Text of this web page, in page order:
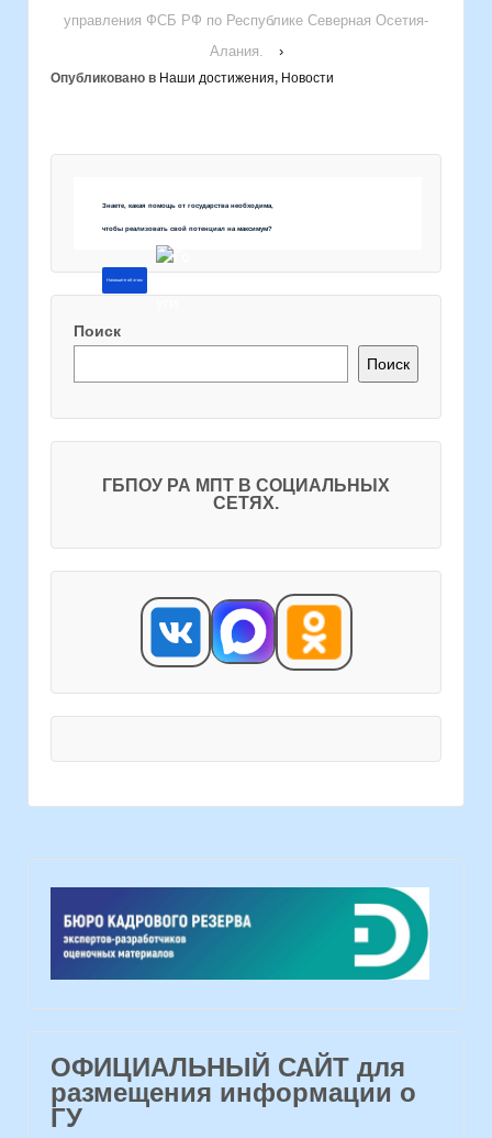
управления ФСБ РФ по Республике Северная Осетия-
Алания.
›
Опубликовано в Наши достижения, Новости
Знаете, какая помощь от государства необходима,
чтобы реализовать свой потенциал на максимум?
Напишите об этом
Поиск
Поиск
ГБПОУ РА МПТ В СОЦИАЛЬНЫХ
СЕТЯХ.
ОФИЦИАЛЬНЫЙ САЙТ для
размещения информации о
ГУ